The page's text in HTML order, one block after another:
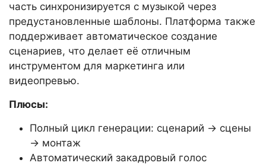
часть синхронизируется с музыкой через
предустановленные шаблоны. Платформа также
поддерживает автоматическое создание
сценариев, что делает её отличным
инструментом для маркетинга или
видеопревью.
Плюсы:
Полный цикл генерации: сценарий → сцены
→ монтаж
Автоматический закадровый голос